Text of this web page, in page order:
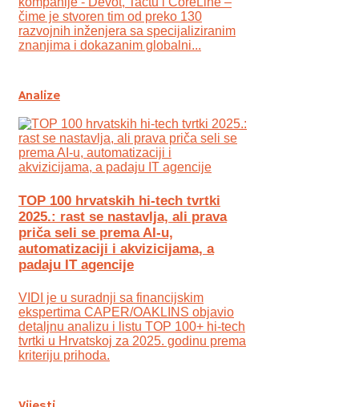
čime je stvoren tim od preko 130
razvojnih inženjera sa specijaliziranim
znanjima i dokazanim globalni...
Analize
TOP 100 hrvatskih hi-tech tvrtki
2025.: rast se nastavlja, ali prava
priča seli se prema AI-u,
automatizaciji i akvizicijama, a
padaju IT agencije
VIDI je u suradnji sa financijskim
ekspertima CAPER/OAKLINS objavio
detaljnu analizu i listu TOP 100+ hi-tech
tvrtki u Hrvatskoj za 2025. godinu prema
kriteriju prihoda.